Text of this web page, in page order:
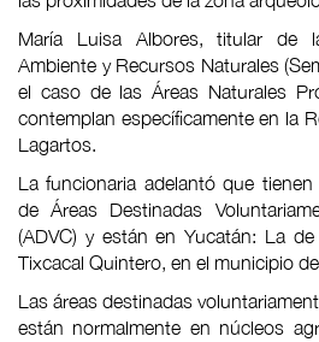
María Luisa Albores, titular de
Ambiente y Recursos Naturales
el caso de las Áreas Naturales
contemplan específicamente en la
Lagartos.
La funcionaria adelantó que
de Áreas Destinadas
(ADVC) y están en Yucatán: La
Tixcacal Quintero, en el municipio
Las áreas destinadas
están normalmente en núcleos